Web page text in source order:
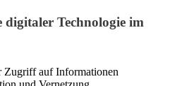
digitaler Technologie im
Zugriff auf Informationen